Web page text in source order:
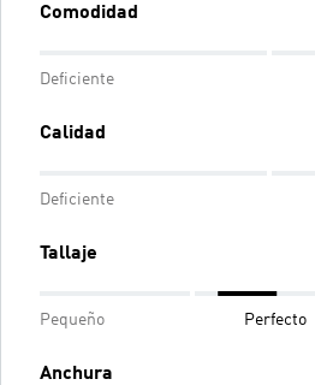
Comodidad
Deficiente
Calidad
Deficiente
Tallaje
Pequeño Perfecto
Anchura